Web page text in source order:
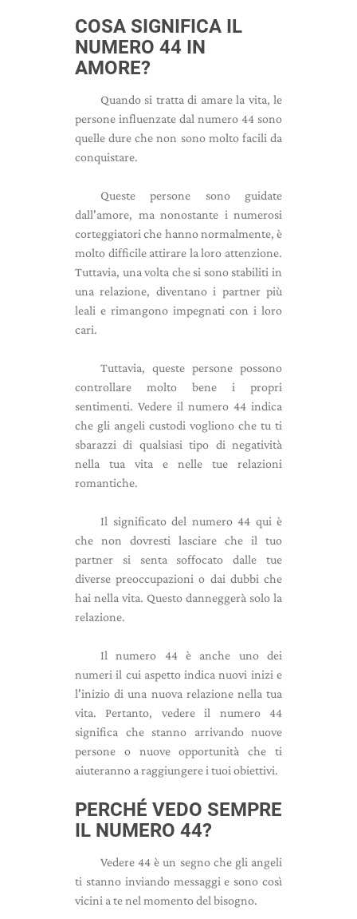
COSA SIGNIFICA IL
NUMERO 44 IN
AMORE?
Quando si tratta di amare la vita, le
persone influenzate dal numero 44 sono
quelle dure che non sono molto facili da
conquistare.
Queste persone sono guidate
dall'amore, ma nonostante i numerosi
corteggiatori che hanno normalmente, è
molto difficile attirare la loro attenzione.
Tuttavia, una volta che si sono stabiliti in
una relazione, diventano i partner più
leali e rimangono impegnati con i loro
cari.
Tuttavia, queste persone possono
controllare molto bene i propri
sentimenti. Vedere il numero 44 indica
che gli angeli custodi vogliono che tu ti
sbarazzi di qualsiasi tipo di negatività
nella tua vita e nelle tue relazioni
romantiche.
Il significato del numero 44 qui è
che non dovresti lasciare che il tuo
partner si senta soffocato dalle tue
diverse preoccupazioni o dai dubbi che
hai nella vita. Questo danneggerà solo la
relazione.
Il numero 44 è anche uno dei
numeri il cui aspetto indica nuovi inizi e
l'inizio di una nuova relazione nella tua
vita. Pertanto, vedere il numero 44
significa che stanno arrivando nuove
persone o nuove opportunità che ti
aiuteranno a raggiungere i tuoi obiettivi.
PERCHÉ VEDO SEMPRE
IL NUMERO 44?
Vedere 44 è un segno che gli angeli
ti stanno inviando messaggi e sono così
vicini a te nel momento del bisogno.